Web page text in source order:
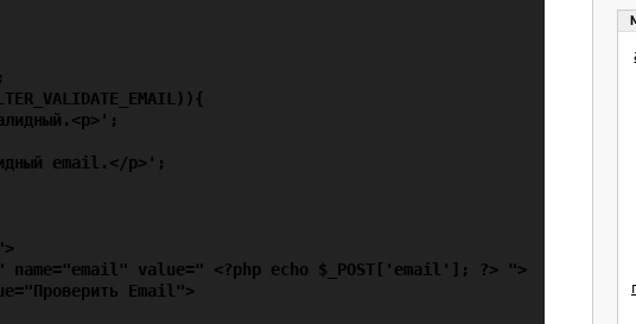
email.</p>';
name="email" value=" <?php echo $_POST['email']; ?> ">
Email">